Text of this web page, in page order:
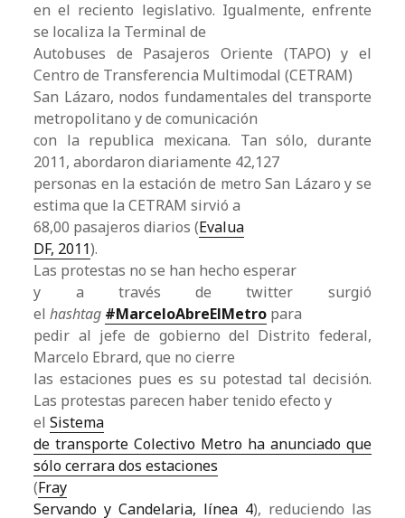
en el reciento legislativo. Igualmente, enfrente
se localiza la Terminal de
Autobuses de Pasajeros Oriente (TAPO) y el
Centro de Transferencia Multimodal (CETRAM)
San Lázaro, nodos fundamentales del transporte
metropolitano y de comunicación
con la republica mexicana. Tan sólo, durante
2011, abordaron diariamente 42,127
personas en la estación de metro San Lázaro y se
estima que la CETRAM sirvió a
68,00 pasajeros diarios (Evalua
DF, 2011).
Las protestas no se han hecho esperar
y a través de twitter surgió
elhashtag #MarceloAbreElMetro para
pedir al jefe de gobierno del Distrito federal,
Marcelo Ebrard, que no cierre
las estaciones pues es su potestad tal decisión.
Las protestas parecen haber tenido efecto y
elSistema
de transporte Colectivo Metro ha anunciado que
sólo cerrara dos estaciones
(Fray
Servando y Candelaria, línea 4), reduciendo las